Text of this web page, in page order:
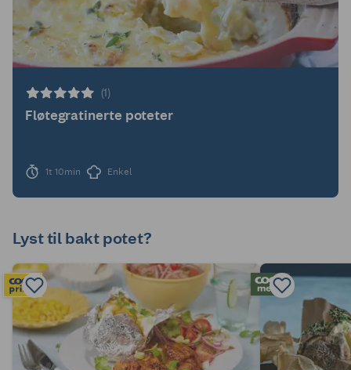
(1)
Fløtegratinerte poteter
1t 10min Enkel
Lyst til bakt potet?